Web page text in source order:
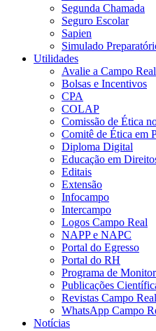
Segunda Chamada
Seguro Escolar
Sapien
Simulado
Utilidades
Avalie a Campo Real
Bolsas e Incentivos
CPA
COLAP
Comissão de Ética
Comitê de Ética em
Diploma Digital
Educação em
Editais
Extensão
Infocampo
Intercampo
Logos Campo Real
NAPP e NAPC
Portal do Egresso
Portal do RH
Programa de
Publicações
Revistas Campo Real
WhatsApp Campo
Notícias